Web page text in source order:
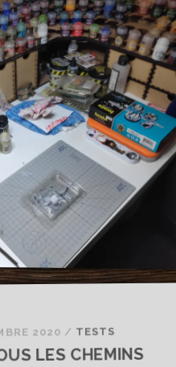
SAMEDI
24
JUILLET
!
2020 / TESTS
LES CHEMINS